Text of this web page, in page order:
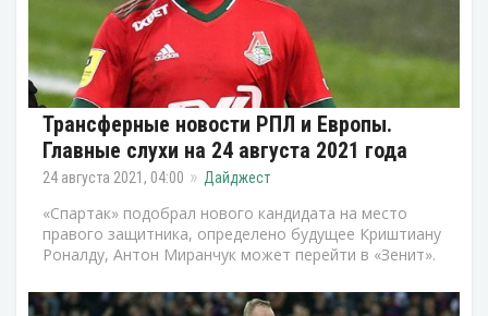
Трансферные новости РПЛ и Европы.
Главные слухи на 24 августа 2021 года
24 августа 2021, 04:00 Дайджест
«Спартак» подобрал нового кандидата на место
правого защитника, определено будущее Криштиану
Роналду, Антон Миранчук может перейти в «Зенит».